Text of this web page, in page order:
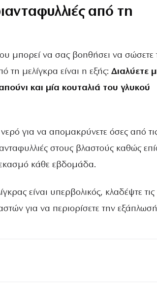
από τη
μπορεί να σας βοηθήσει να σώσετε
τη μελίγκρα είναι η εξής: Διαλύετε
και μία κουταλιά του γλυκού
για να απομακρύνετε όσες από
στους βλαστούς καθώς
κάθε εβδομάδα.
είναι υπερβολικός, κλαδέψτε τις
για να περιορίσετε την